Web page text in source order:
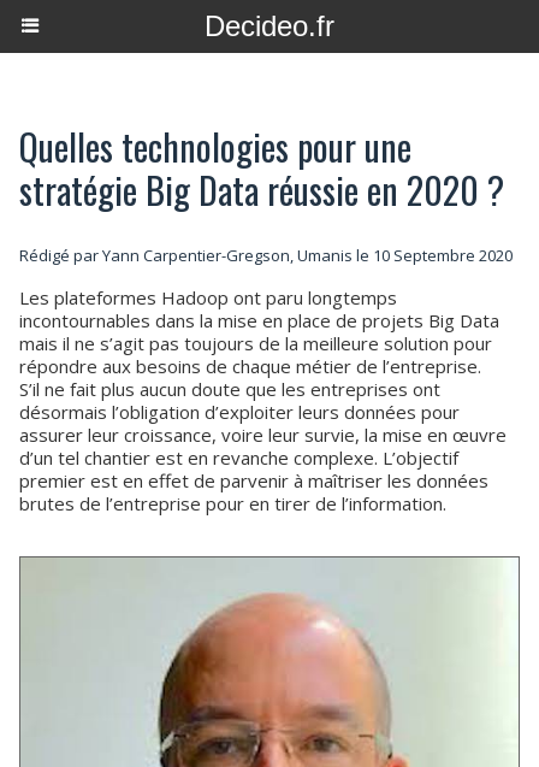
Decideo.fr
Quelles technologies pour une
stratégie Big Data réussie en 2020 ?
Rédigé par Yann Carpentier-Gregson, Umanis le 10 Septembre 2020
Les plateformes Hadoop ont paru longtemps
incontournables dans la mise en place de projets Big Data
mais il ne s’agit pas toujours de la meilleure solution pour
répondre aux besoins de chaque métier de l’entreprise.
S’il ne fait plus aucun doute que les entreprises ont
désormais l’obligation d’exploiter leurs données pour
assurer leur croissance, voire leur survie, la mise en œuvre
d’un tel chantier est en revanche complexe. L’objectif
premier est en effet de parvenir à maîtriser les données
brutes de l’entreprise pour en tirer de l’information.